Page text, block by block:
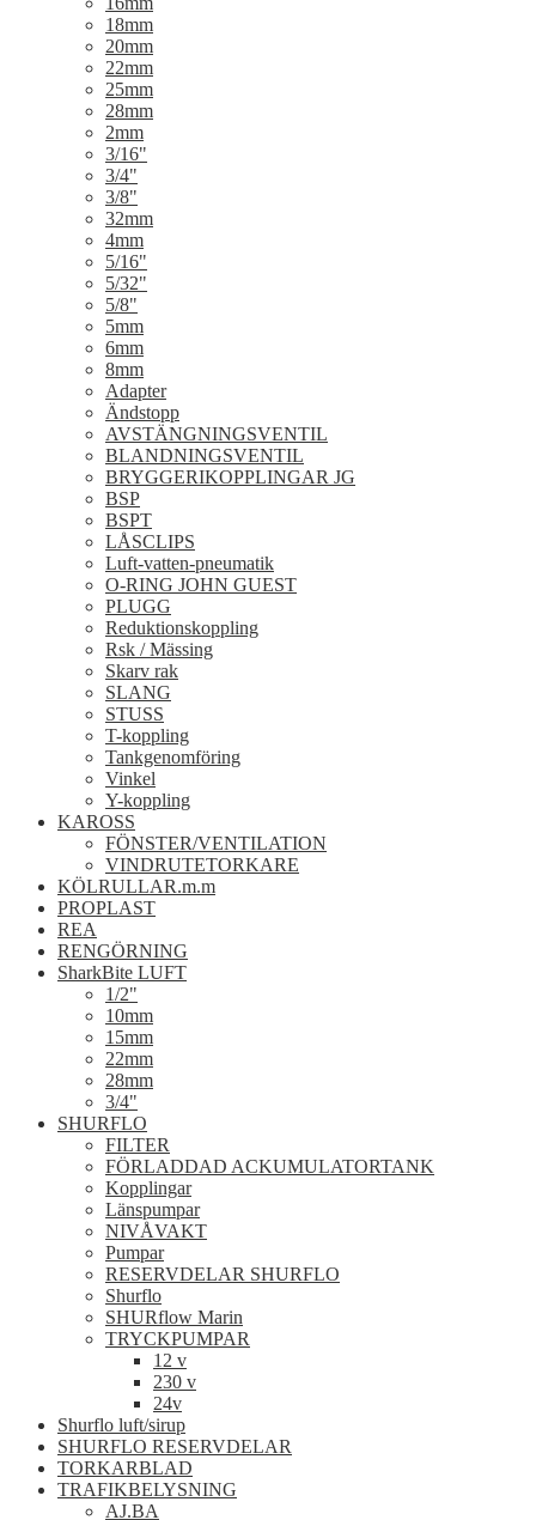
18mm
20mm
22mm
25mm
28mm
2mm
3/16"
3/4"
3/8"
32mm
4mm
5/16"
5/32"
5/8"
5mm
6mm
8mm
Adapter
Ändstopp
AVSTÄNGNINGSVENTIL
BLANDNINGSVENTIL
BRYGGERIKOPPLINGAR JG
BSP
BSPT
LÅSCLIPS
Luft-vatten-pneumatik
O-RING JOHN GUEST
PLUGG
Reduktionskoppling
Rsk / Mässing
Skarv rak
SLANG
STUSS
T-koppling
Tankgenomföring
Vinkel
Y-koppling
KAROSS
FÖNSTER/VENTILATION
VINDRUTETORKARE
KÖLRULLAR.m.m
PROPLAST
REA
RENGÖRNING
SharkBite LUFT
1/2"
10mm
15mm
22mm
28mm
3/4"
SHURFLO
FILTER
FÖRLADDAD ACKUMULATORTANK
Kopplingar
Länspumpar
NIVÅVAKT
Pumpar
RESERVDELAR SHURFLO
Shurflo
SHURflow Marin
TRYCKPUMPAR
12 v
230 v
24v
Shurflo luft/sirup
SHURFLO RESERVDELAR
TORKARBLAD
TRAFIKBELYSNING
AJ.BA